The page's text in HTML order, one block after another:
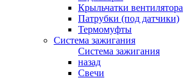
Крыльчатки вентилятора
Патрубки (под датчики)
Термомуфты
Система зажигания
Система зажигания
назад
Свечи